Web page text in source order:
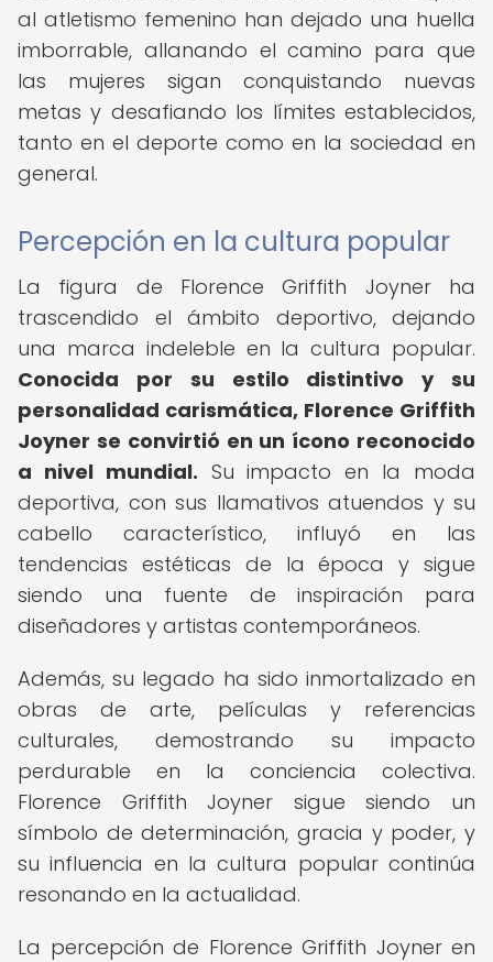
al atletismo femenino han dejado una huella
imborrable, allanando el camino para que
las mujeres sigan conquistando nuevas
metas y desafiando los límites establecidos,
tanto en el deporte como en la sociedad en
general.
Percepción en la cultura popular
La figura de Florence Griffith Joyner ha
trascendido el ámbito deportivo, dejando
una marca indeleble en la cultura popular.
Conocida por su estilo distintivo y su
personalidad carismática, Florence Griffith
Joyner se convirtió en un ícono reconocido
a nivel mundial. Su impacto en la moda
deportiva, con sus llamativos atuendos y su
cabello característico, influyó en las
tendencias estéticas de la época y sigue
siendo una fuente de inspiración para
diseñadores y artistas contemporáneos.
Además, su legado ha sido inmortalizado en
obras de arte, películas y referencias
culturales, demostrando su impacto
perdurable en la conciencia colectiva.
Florence Griffith Joyner sigue siendo un
símbolo de determinación, gracia y poder, y
su influencia en la cultura popular continúa
resonando en la actualidad.
La percepción de Florence Griffith Joyner en